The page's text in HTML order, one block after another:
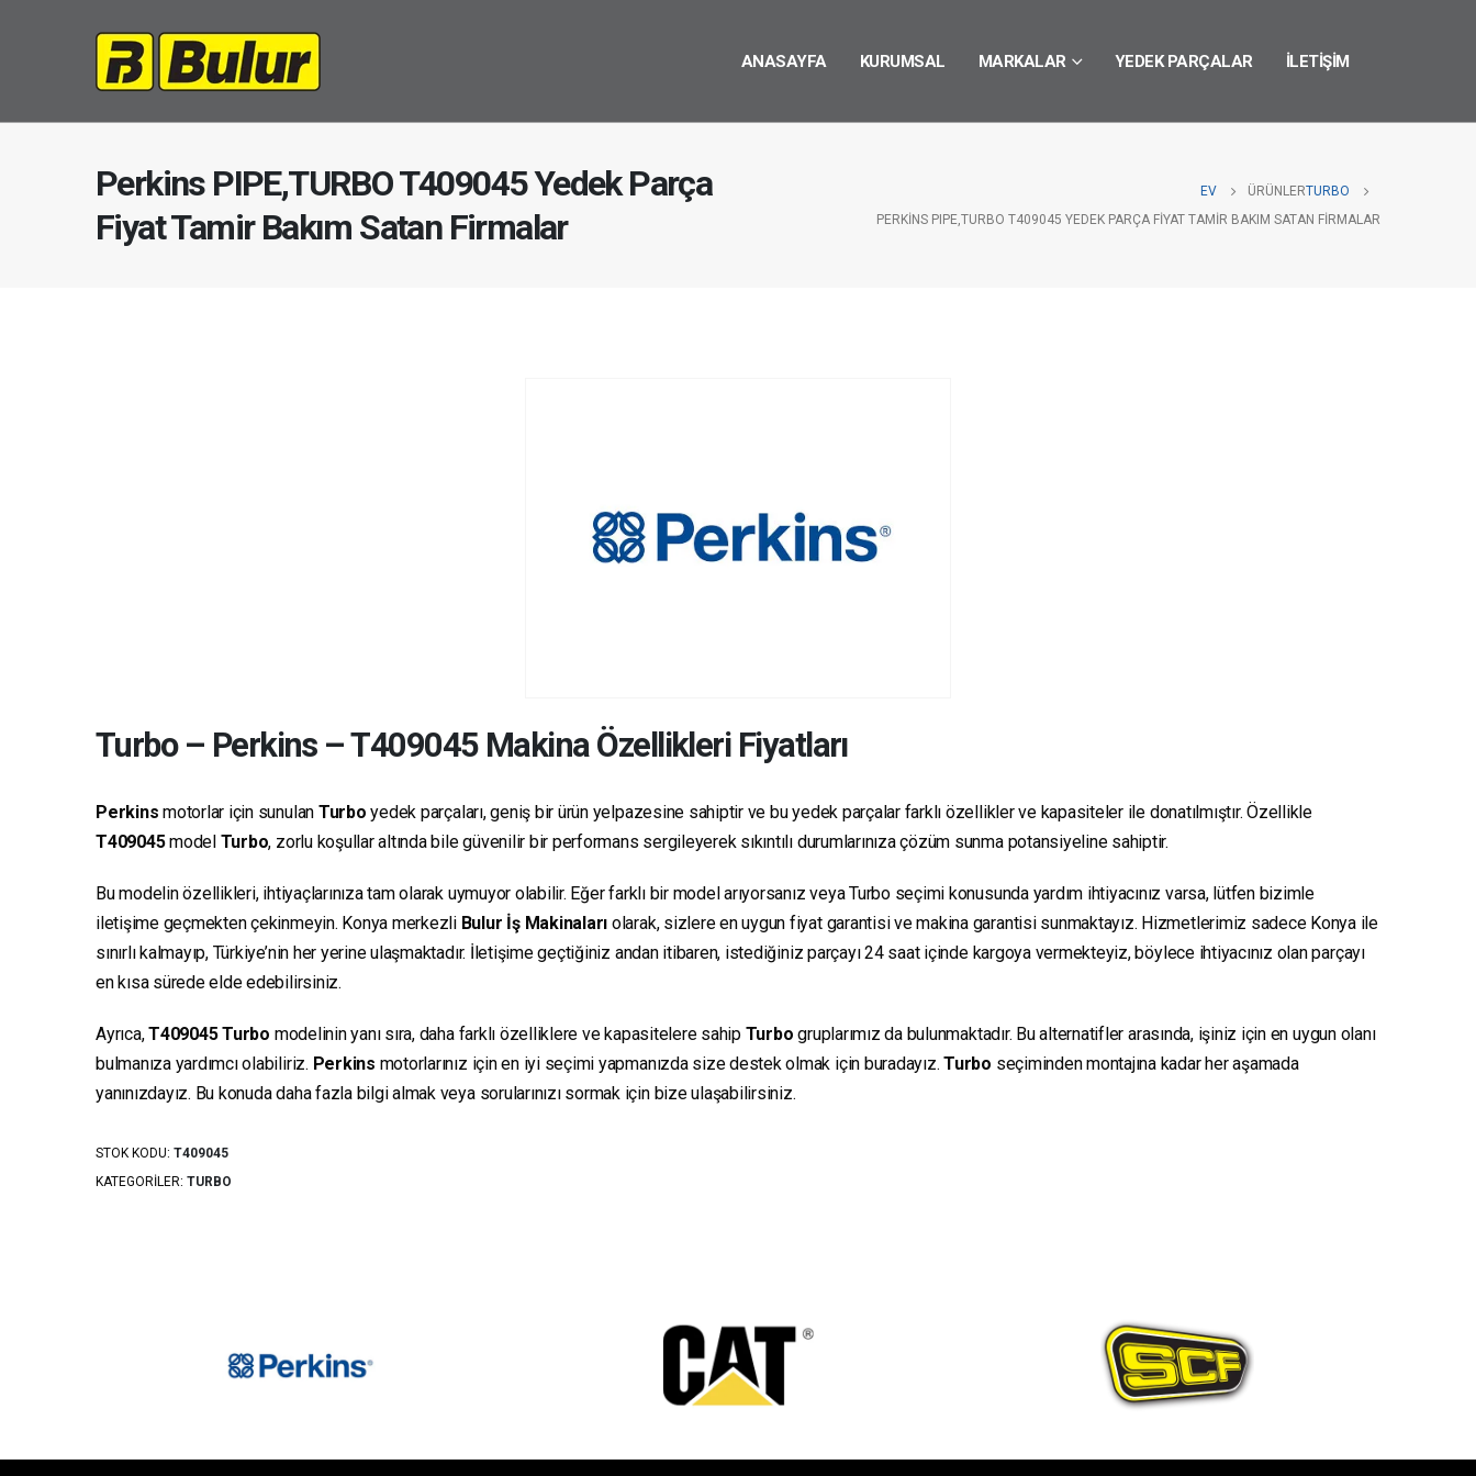
ANASAYFA KURUMSAL MARKALAR YEDEK PARÇALAR İLETIŞIM
Perkins PIPE,TURBO T409045 Yedek Parça
Fiyat Tamir Bakım Satan Firmalar
EV ÜRÜNLERTURBO
PERKINS PIPE,TURBO T409045 YEDEK PARÇA FIYAT TAMIR BAKIM SATAN FIRMALAR
Turbo– Perkins–T409045Makina Özellikleri Fiyatları
Perkins motorlar için sunulan Turbo yedek parçaları, geniş bir ürün yelpazesine sahiptir ve bu yedek parçalar farklı özellikler ve kapasiteler ile donatılmıştır. Özellikle
T409045model Turbo, zorlu koşullar altında bile güvenilir bir performans sergileyerek sıkıntılı durumlarınıza çözüm sunma potansiyeline sahiptir.
Bu modelin özellikleri, ihtiyaçlarınıza tam olarak uymuyor olabilir. Eğer farklı bir model arıyorsanız veya Turbo seçimi konusunda yardım ihtiyacınız varsa, lütfen bizimle
iletişime geçmekten çekinmeyin. Konya merkezli Bulur İş Makinaları olarak, sizlere en uygun fiyat garantisi ve makina garantisi sunmaktayız. Hizmetlerimiz sadece Konya ile
sınırlı kalmayıp, Türkiye’nin her yerine ulaşmaktadır. İletişime geçtiğiniz andan itibaren, istediğiniz parçayı 24 saat içinde kargoya vermekteyiz, böylece ihtiyacınız olan parçayı
en kısa sürede elde edebilirsiniz.
Ayrıca,T409045Turbo modelinin yanı sıra, daha farklı özelliklere ve kapasitelere sahip Turbo gruplarımız da bulunmaktadır. Bu alternatifler arasında, işiniz için en uygun olanı
bulmanıza yardımcı olabiliriz. Perkins motorlarınız için en iyi seçimi yapmanızda size destek olmak için buradayız.Turbo seçiminden montajına kadar her aşamada
yanınızdayız. Bu konuda daha fazla bilgi almak veya sorularınızı sormak için bize ulaşabilirsiniz.
STOK KODU: T409045
KATEGORILER: TURBO